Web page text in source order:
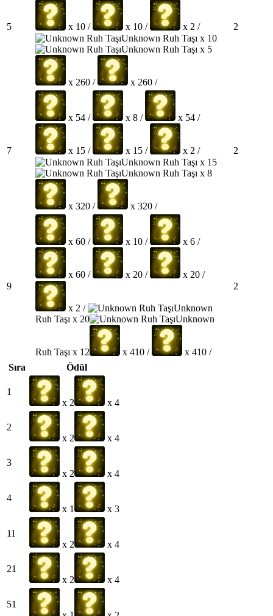
5 x 10 / x 10 /
x 2 /
Unknown Ruh Taşı x 10
Unknown Ruh Taşı x 5
x 260 / x 260 /
2
7
x 54 / x 8 / x 54 /
x 15 / x 15 /
x 2 /
Unknown Ruh Taşı x 15
Unknown Ruh Taşı x 8
x 320 / x 320 /
2
9
x 60 / x 10 / x 6 /
x 60 / x 20 / x 20 /
x 2 /
Unknown
Ruh Taşı x 20
Unknown
Ruh Taşı x 12 x 410 / x 410 /
2
Sıra Ödül
1
x 2
x 4
2
x 2
x 4
3
x 2
x 4
4
x 1
x 3
11
x 2
x 4
21
x 2
x 4
51